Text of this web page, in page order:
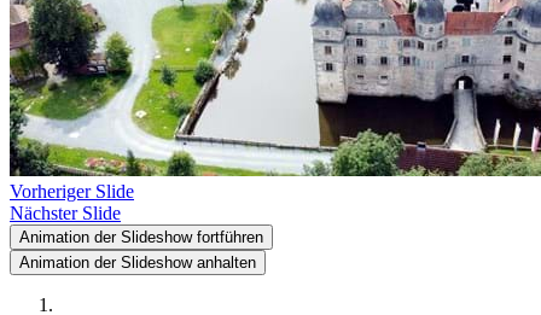
Vorheriger Slide
Nächster Slide
Animation der Slideshow fortführen
Animation der Slideshow anhalten